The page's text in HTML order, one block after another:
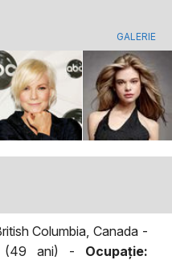
GALERIE
Columbia, Canada -
(49 ani) - Ocupaţie: